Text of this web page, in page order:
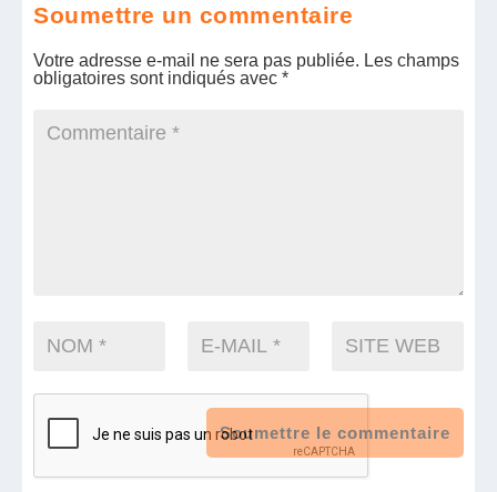
Soumettre un commentaire
Votre adresse e-mail ne sera pas publiée. Les champs
obligatoires sont indiqués avec*
Soumettre le commentaire